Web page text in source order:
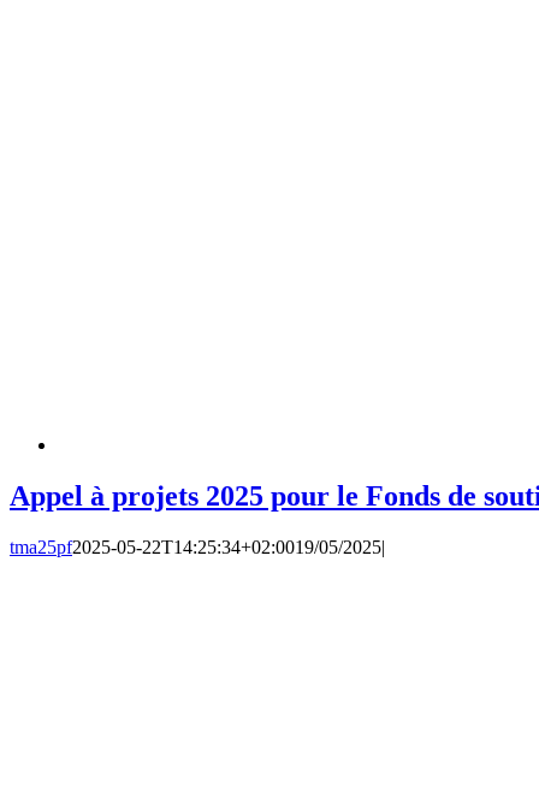
Appel à projets 2025 pour le Fonds de
tma25pf2025-05-22T14:25:34+02:0019/05/2025|